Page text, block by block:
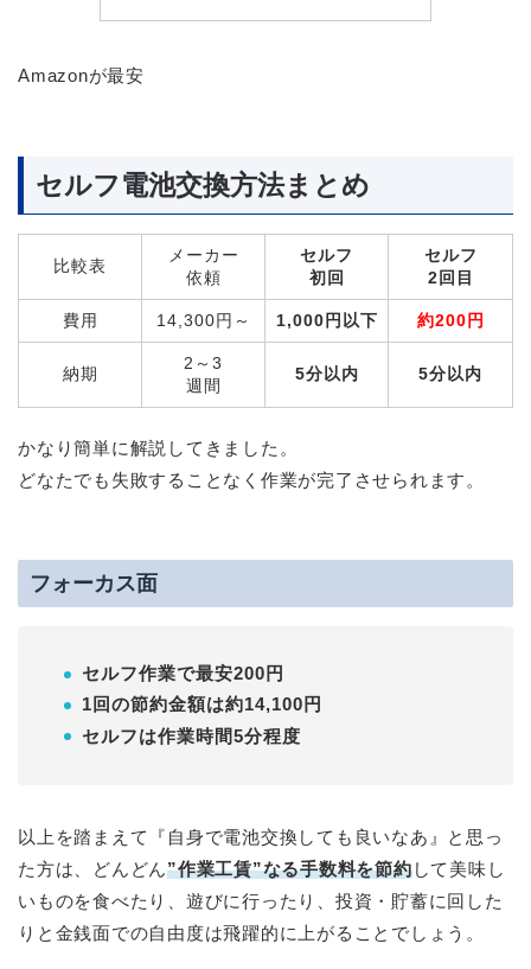
Amazonが最安
セルフ電池交換方法まとめ
比較表
メーカー
依頼
セルフ
初回
セルフ
2回目
費用 14,300円～ 1,000円以下 約200円
納期
2～3
週間
5分以内 5分以内
かなり簡単に解説してきました。
どなたでも失敗することなく作業が完了させられます。
フォーカス面
セルフ作業で最安200円
1回の節約金額は約14,100円
セルフは作業時間5分程度
以上を踏まえて『自身で電池交換しても良いなあ』と思っ
た方は、どんどん”作業工賃”なる手数料を節約して美味し
いものを食べたり、遊びに行ったり、投資・貯蓄に回した
りと金銭面での自由度は飛躍的に上がることでしょう。